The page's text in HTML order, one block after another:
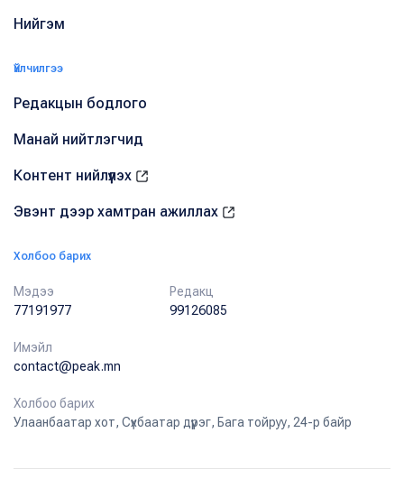
Нийгэм
Үйлчилгээ
Редакцын бодлого
Манай нийтлэгчид
Контент нийлүүлэх
Эвэнт дээр хамтран ажиллах
Холбоо барих
Мэдээ
77191977
Редакц
99126085
Имэйл
contact@peak.mn
Холбоо барих
Улаанбаатар хот, Сүхбаатар дүүрэг, Бага тойруу, 24-р байр